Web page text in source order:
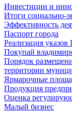
Инвестиции и
Итоги социально-
Эффективность
Паспорт города
Реализация указов
Покупай
Порядок
территории
Ярмарочные
Продукция
Оценка
Малый бизнес